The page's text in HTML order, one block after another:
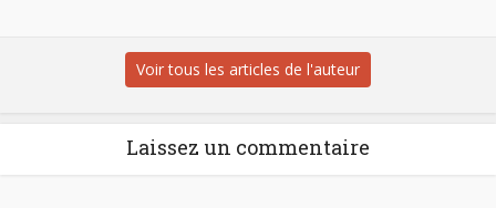
Voir tous les articles de l'auteur
Laissez un commentaire